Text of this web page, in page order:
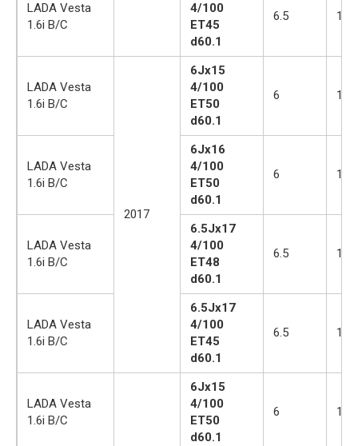
LADA Vesta
1.6i B/C
4/100
ET45
d60.1
6.5 17
LADA Vesta
1.6i B/C
2017
6Jx15
4/100
ET50
d60.1
6 15
LADA Vesta
1.6i B/C
6Jx16
4/100
ET50
d60.1
6 16
LADA Vesta
1.6i B/C
6.5Jx17
4/100
ET48
d60.1
6.5 17
LADA Vesta
1.6i B/C
6.5Jx17
4/100
ET45
d60.1
6.5 17
LADA Vesta
1.6i B/C
6Jx15
4/100
ET50
d60.1
6 15